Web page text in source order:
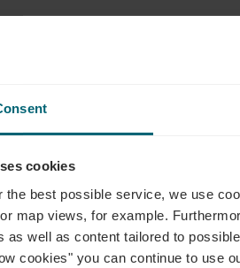
cookies
the best possible service, we use
map views, for example.
as well as content tailored to
cookies" you can continue to use